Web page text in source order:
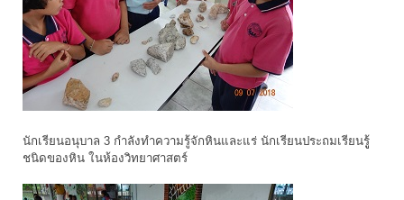
นักเรียนอนุบาล 3 กำลังทำความรู้จักหินและแร่ นักเรียนประถมเรียนรูู้
ชนิดของหิน ในห้องวิทยาศาสตร์